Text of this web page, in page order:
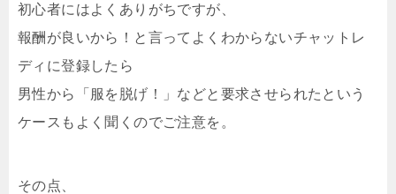
初心者にはよくありがちですが、
報酬が良いから！と言ってよくわからないチャットレ
ディに登録したら
男性から「服を脱げ！」などと要求させられたという
ケースもよく聞くのでご注意を。
その点、